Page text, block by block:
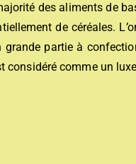
des aliments de
de céréales.
partie à
considéré comme un